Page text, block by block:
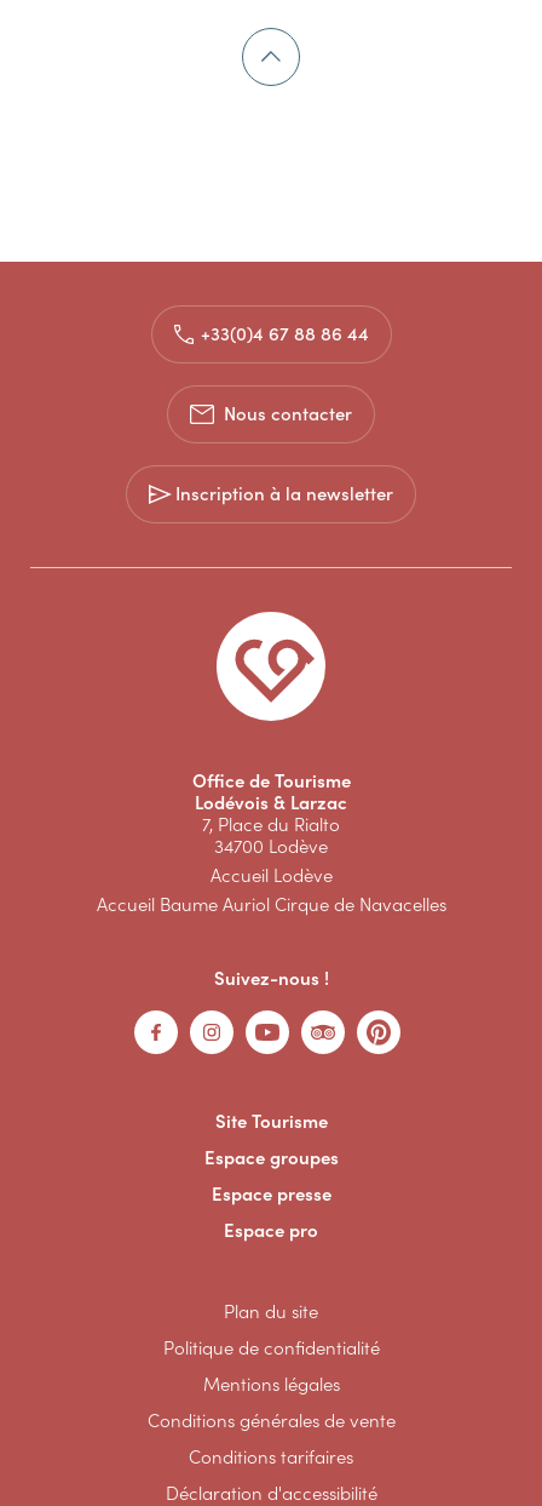
+33(0)4 67 88 86 44
Nous contacter
Inscription à la newsletter
Office de Tourisme
Lodévois & Larzac
7, Place du Rialto
34700 Lodève
Accueil Lodève
Accueil Baume Auriol Cirque de Navacelles
Suivez-nous !
Site Tourisme
Espace groupes
Espace presse
Espace pro
Plan du site
Politique de confidentialité
Mentions légales
Conditions générales de vente
Conditions tarifaires
Déclaration d'accessibilité